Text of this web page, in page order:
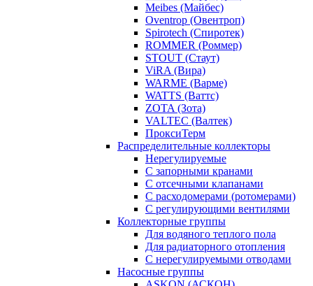
Meibes (Майбес)
Oventrop (Овентроп)
Spirotech (Спиротек)
ROMMER (Роммер)
STOUT (Стаут)
ViRA (Вира)
WARME (Варме)
WATTS (Ваттс)
ZOTA (Зота)
VALTEC (Валтек)
ПроксиТерм
Распределительные коллекторы
Нерегулируемые
С запорными кранами
С отсечными клапанами
С расходомерами (ротомерами)
С регулирующими вентилями
Коллекторные группы
Для водяного теплого пола
Для радиаторного отопления
С нерегулируемыми отводами
Насосные группы